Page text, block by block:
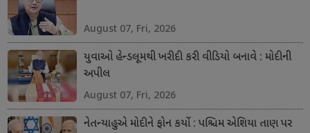
August 07, Fri, 2026
યુવાઓ હેન્ડલૂમથી ખરીદી કરી વીડિયો બનાવે : મોદીની
અપીલ
August 07, Fri, 2026
નેતન્યાહુએ મોદીને ફોન કર્યો : પશ્ચિમ એશિયા તાણ પર